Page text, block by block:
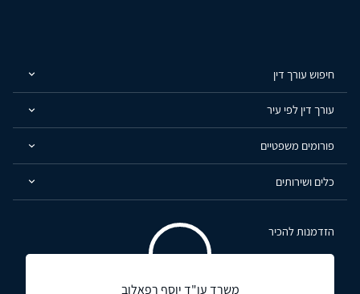
חיפוש עורך דין
עורך דין לפי עיר
פורומים משפטיים
כלים ושירותים
הזדמנות להכיר
משרד עו"ד יוסף רפאלוב